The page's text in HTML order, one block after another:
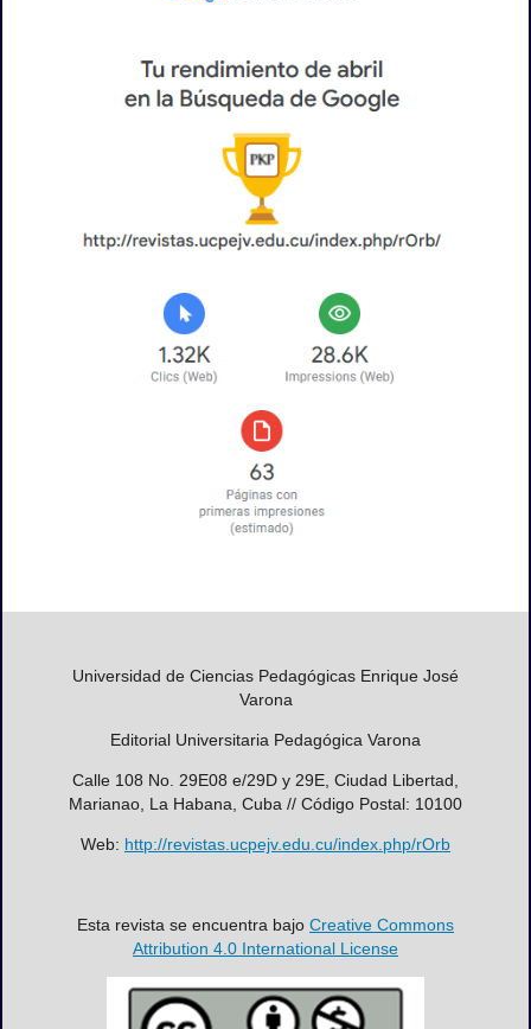
Universidad de Ciencias Pedagógicas Enrique José
Varona
Editorial Universitaria Pedagógica Varona
Calle 108 No. 29E08 e/29D y 29E, Ciudad Libertad,
Marianao, La Habana, Cuba // Código Postal: 10100
Web: http://revistas.ucpejv.edu.cu/index.php/rOrb
Esta revista se encuentra bajo Creative Commons
Attribution 4.0 International License